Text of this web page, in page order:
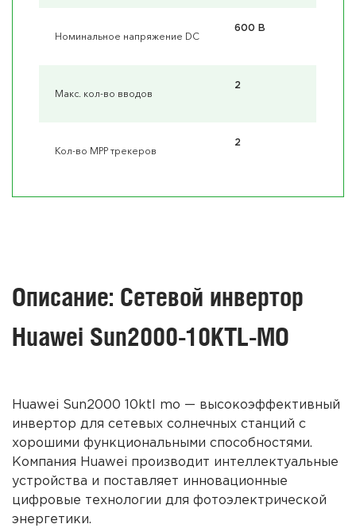
Номинальное напряжение DC
600 В
Макс. кол-во вводов
2
Кол-во MPP трекеров
2
Описание: Сетевой инвертор
Huawei Sun2000-10KTL-MO
Нuawei Sun2000 10ktl mo — высокоэффективный
инвертор для сетевых солнечных станций с
хорошими функциональными способностями.
Компания Huawei производит интеллектуальные
устройства и поставляет инновационные
цифровые технологии для фотоэлектрической
энергетики.